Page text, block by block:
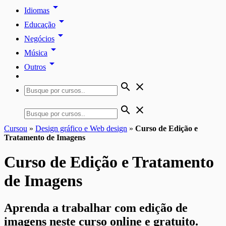
Idiomas arrow_drop_down
Educação arrow_drop_down
Negócios arrow_drop_down
Música arrow_drop_down
Outros arrow_drop_down
search close
search close
Cursou » Design gráfico e Web design » Curso de Edição e
Tratamento de Imagens
Curso de Edição e Tratamento
de Imagens
Aprenda a trabalhar com edição de
imagens neste curso online e gratuito.